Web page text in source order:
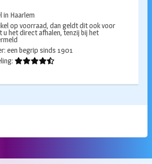
in Haarlem
op voorraad, dan geldt dit ook voor
u het direct afhalen, tenzij bij het
een begrip sinds 1901